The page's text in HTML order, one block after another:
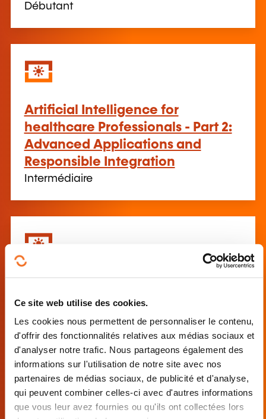
Ce site web utilise des cookies.
Les cookies nous permettent de personnaliser le contenu,
d'offrir des fonctionnalités relatives aux médias sociaux et
d'analyser notre trafic. Nous partageons également des
informations sur l'utilisation de notre site avec nos
partenaires de médias sociaux, de publicité et d'analyse,
qui peuvent combiner celles-ci avec d'autres informations
que vous leur avez fournies ou qu'ils ont collectées lors
Débutant
Artificial Intelligence for
healthcare Professionals - Part 2:
Advanced Applications and
Responsible Integration
Intermédiaire
Artificial Intelligence for
healthcare Professionals - Part 1:
Foundations and Core Concepts
Débutant